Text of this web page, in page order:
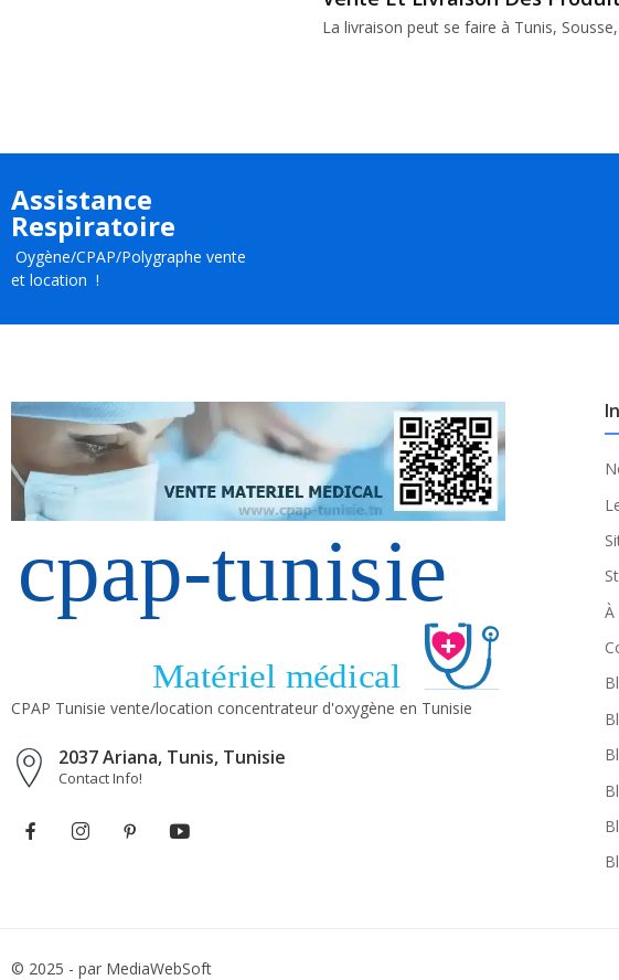
La livraison peut se faire à Tunis,
Assistance
Respiratoire
Oygène/CPAP/Polygraphe vente
et location !
CPAP Tunisie vente/location concentrateur d'oxygène en Tunisie
2037 Ariana, Tunis, Tunisie
Contact Info!
À
© 2025 - par MediaWebSoft